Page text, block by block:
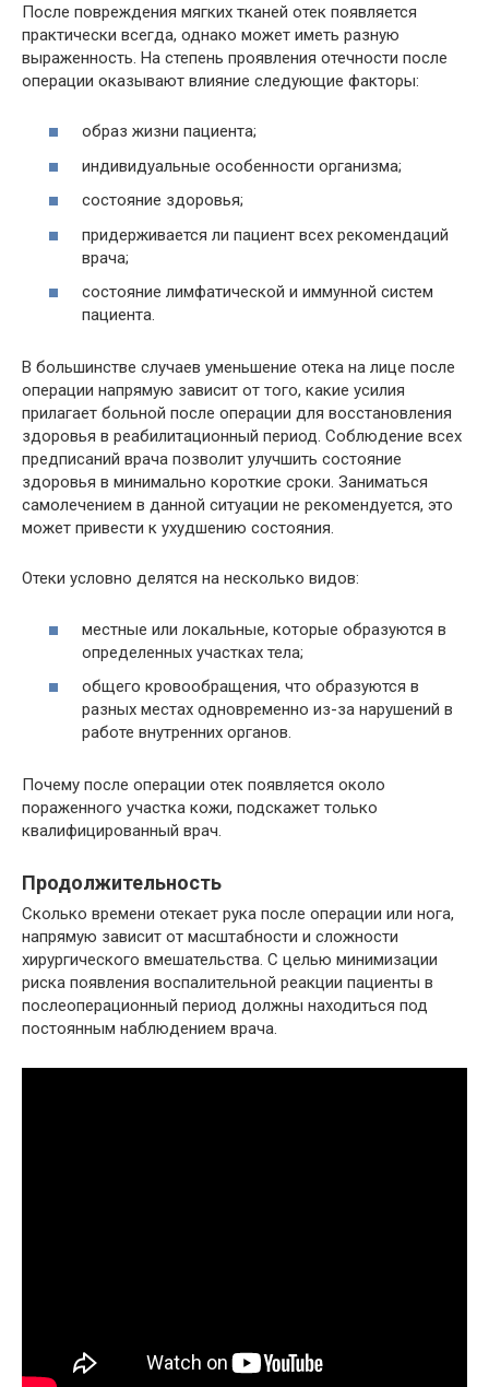
После повреждения мягких тканей отек появляется
практически всегда, однако может иметь разную
выраженность. На степень проявления отечности после
операции оказывают влияние следующие факторы:
образ жизни пациента;
индивидуальные особенности организма;
состояние здоровья;
придерживается ли пациент всех рекомендаций
врача;
состояние лимфатической и иммунной систем
пациента.
В большинстве случаев уменьшение отека на лице после
операции напрямую зависит от того, какие усилия
прилагает больной после операции для восстановления
здоровья в реабилитационный период. Соблюдение всех
предписаний врача позволит улучшить состояние
здоровья в минимально короткие сроки. Заниматься
самолечением в данной ситуации не рекомендуется, это
может привести к ухудшению состояния.
Отеки условно делятся на несколько видов:
местные или локальные, которые образуются в
определенных участках тела;
общего кровообращения, что образуются в
разных местах одновременно из-за нарушений в
работе внутренних органов.
Почему после операции отек появляется около
пораженного участка кожи, подскажет только
квалифицированный врач.
Продолжительность
Сколько времени отекает рука после операции или нога,
напрямую зависит от масштабности и сложности
хирургического вмешательства. С целью минимизации
риска появления воспалительной реакции пациенты в
послеоперационный период должны находиться под
постоянным наблюдением врача.